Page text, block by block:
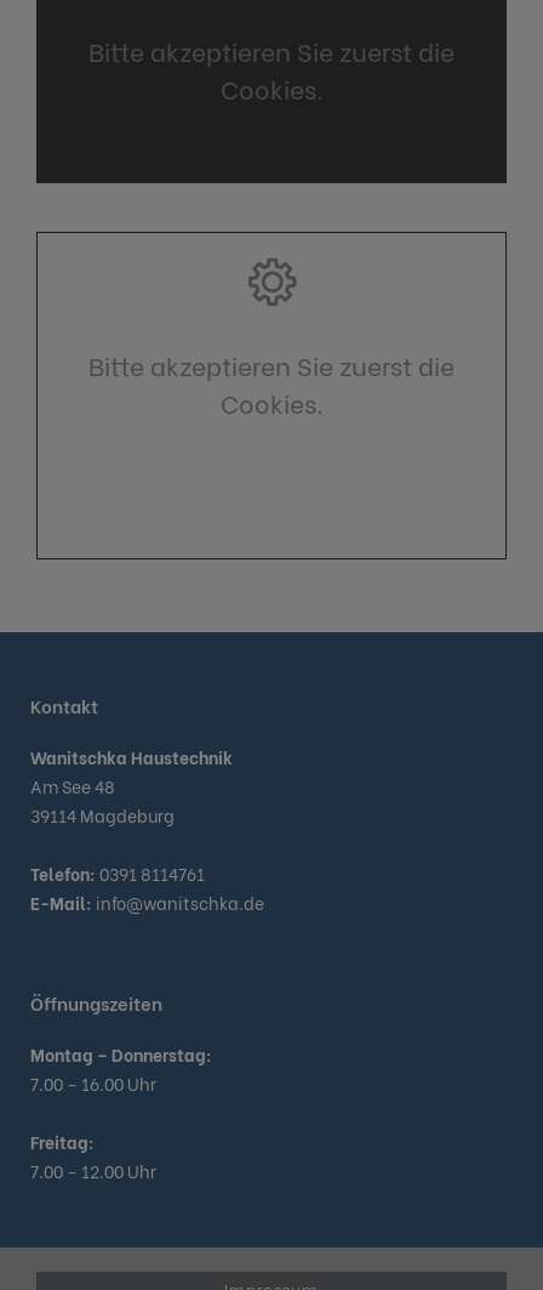
Bitte akzeptieren Sie zuerst die
Cookies.
Bitte akzeptieren Sie zuerst die
Cookies.
Kontakt
Wanitschka Haustechnik
Am See 48
39114 Magdeburg
Telefon: 0391 8114761
E-Mail: info@wanitschka.de
Öffnungszeiten
Montag – Donnerstag:
7.00 – 16.00 Uhr
Freitag:
7.00 – 12.00 Uhr